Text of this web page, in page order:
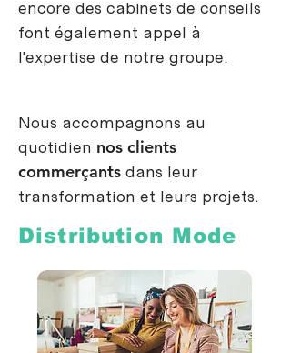
encore des cabinets de conseils
font également appel à
l'expertise de notre groupe.
Nous accompagnons au
quotidien nos clients
commerçants dans leur
transformation et leurs projets.
Distribution Mode